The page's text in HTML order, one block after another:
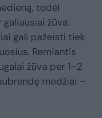
todėl
žūva.
gali pažeisti tiek
Remiantis
žūva per 1–2
medžiai –